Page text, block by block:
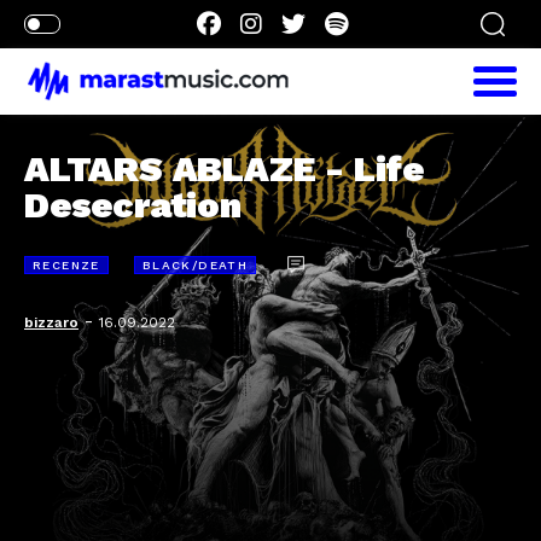
ALTARS ABLAZE - Life
Desecration
RECENZE BLACK/DEATH
bizzaro-16.09.2022